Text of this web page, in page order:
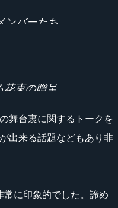
ンバーたち
花束の贈呈
舞台裏に関するトークを
出来る話題などもあり非
常に印象的でした。諦め